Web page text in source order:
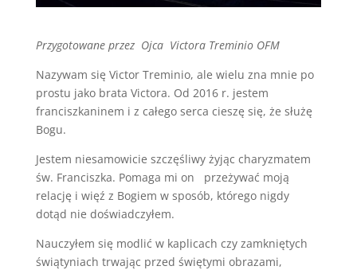
Przygotowane przez Ojca Victora Treminio OFM
Nazywam się Victor Treminio, ale wielu zna mnie po
prostu jako brata Victora. Od 2016 r. jestem
franciszkaninem i z całego serca cieszę się, że służę
Bogu.
Jestem niesamowicie szczęśliwy żyjąc charyzmatem
św. Franciszka. Pomaga mi on przeżywać moją
relację i więź z Bogiem w sposób, którego nigdy
dotąd nie doświadczyłem.
Nauczyłem się modlić w kaplicach czy zamkniętych
świątyniach trwając przed świętymi obrazami,